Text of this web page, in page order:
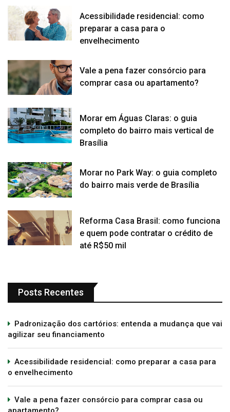
Acessibilidade residencial: como
preparar a casa para o
envelhecimento
Vale a pena fazer consórcio para
comprar casa ou apartamento?
Morar em Águas Claras: o guia
completo do bairro mais vertical de
Brasília
Morar no Park Way: o guia completo
do bairro mais verde de Brasília
Reforma Casa Brasil: como funciona
e quem pode contratar o crédito de
até R$50 mil
Posts Recentes
Padronização dos cartórios: entenda a mudança que vai
agilizar seu financiamento
Acessibilidade residencial: como preparar a casa para
o envelhecimento
Vale a pena fazer consórcio para comprar casa ou